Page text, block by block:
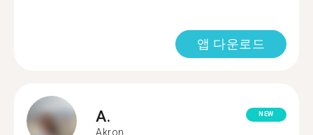
앱 다운로드
A.
Akron
NEW